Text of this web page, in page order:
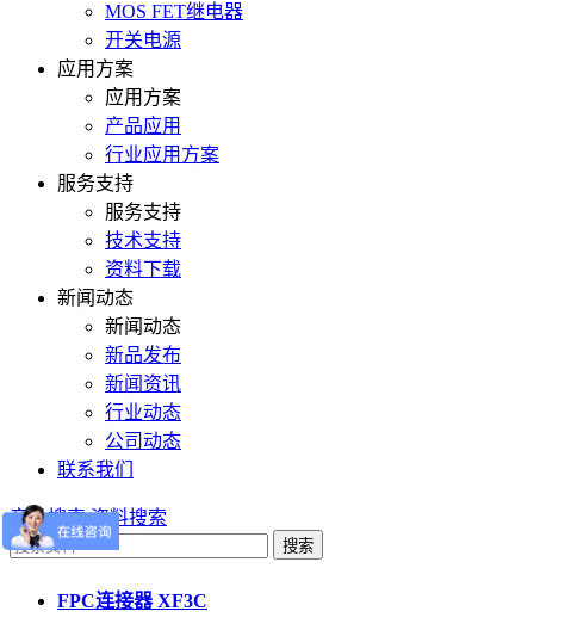
MOS FET继电器
开关电源
应用方案
应用方案
产品应用
行业应用方案
服务支持
服务支持
技术支持
资料下载
新闻动态
新闻动态
新品发布
新闻资讯
行业动态
公司动态
联系我们
产品搜索 资料搜索
FPC连接器 XF3C